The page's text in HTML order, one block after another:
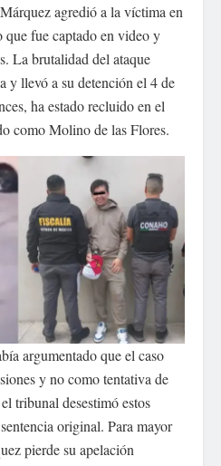
agredió a la víctima en
que fue captado en video y
La brutalidad del ataque
y llevó a su detención el 4 de
ha estado recluido en el
como Molino de las Flores.
argumentado que el caso
y no como tentativa de
tribunal desestimó estos
original. Para mayor
pierde su apelación